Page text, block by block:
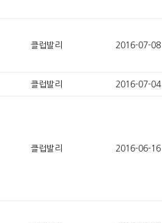
클럽발리 2016-07-08
클럽발리 2016-07-04
클럽발리 2016-06-16